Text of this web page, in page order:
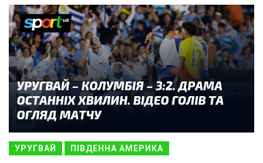
УРУГВАЙ ПІВДЕННА АМЕРИКА